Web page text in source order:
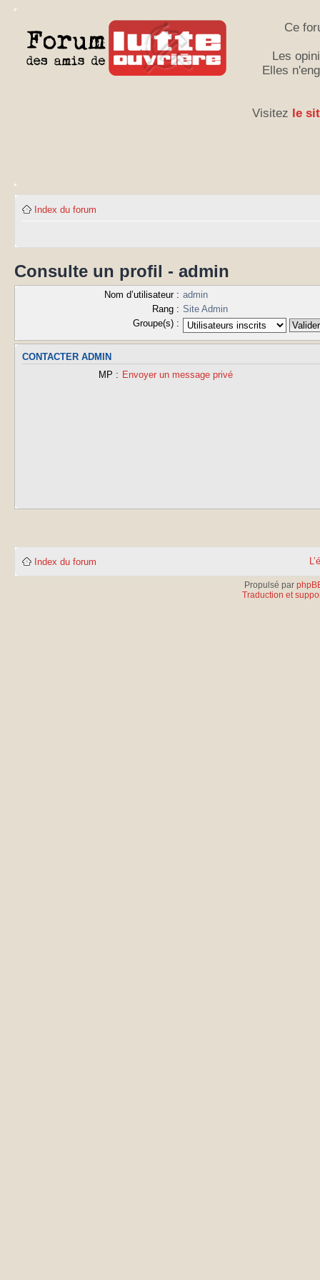
Ce
Les
Elles
Visitez le
Index du forum
Consulte un profil - admin
Nom d’utilisateur : admin
Rang : Site Admin
Groupe(s) :
CONTACTER ADMIN
MP : Envoyer un message privé
Index du forum
Propulsé par
Traduction et